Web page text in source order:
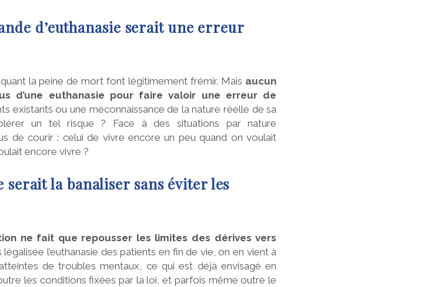
d’euthanasie serait une erreur
la peine de mort font légitimement frémir. Mais aucun
d’une euthanasie pour faire valoir une erreur de
existants ou une méconnaissance de la nature réelle de sa
un tel risque ? Face à des situations par nature
de courir : celui de vivre encore un peu quand on voulait
encore vivre ?
serait la banaliser sans éviter les
ne fait que repousser les limites des dérives vers
légalisée l’euthanasie des patients en fin de vie, on en vient à
de troubles mentaux, ce qui est déjà envisagé en
les conditions fixées par la loi, et parfois même outre le